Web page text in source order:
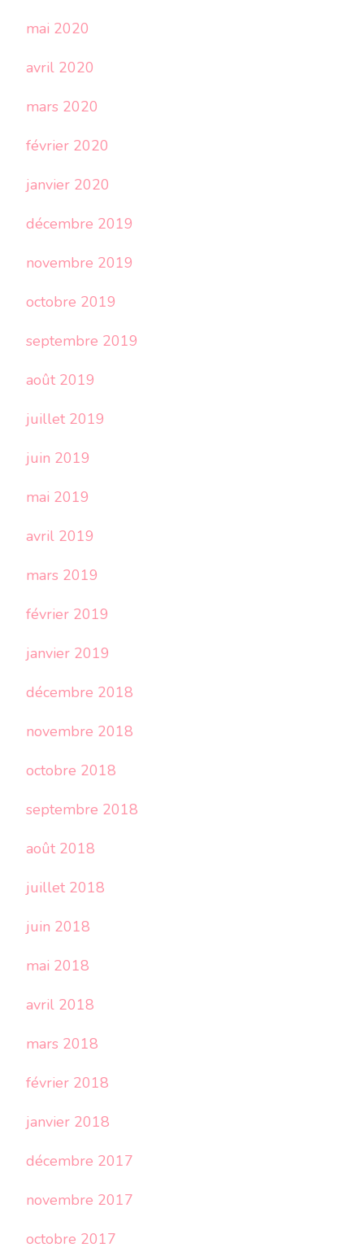
mai 2020
avril 2020
mars 2020
février 2020
janvier 2020
décembre 2019
novembre 2019
octobre 2019
septembre 2019
août 2019
juillet 2019
juin 2019
mai 2019
avril 2019
mars 2019
février 2019
janvier 2019
décembre 2018
novembre 2018
octobre 2018
septembre 2018
août 2018
juillet 2018
juin 2018
mai 2018
avril 2018
mars 2018
février 2018
janvier 2018
décembre 2017
novembre 2017
octobre 2017